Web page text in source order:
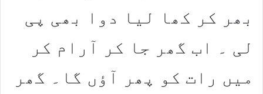
بھر کر کھا لیا دوا بھی پی
لی ۔ اب گھر جا کر آرام کر
میں رات کو پھر آؤں گا۔ گھر